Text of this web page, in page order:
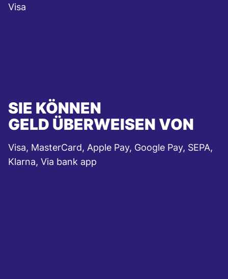
Visa
SIE KÖNNEN
GELD ÜBERWEISEN VON
Visa, MasterCard, Apple Pay, Google Pay, SEPA,
Klarna, Via bank app